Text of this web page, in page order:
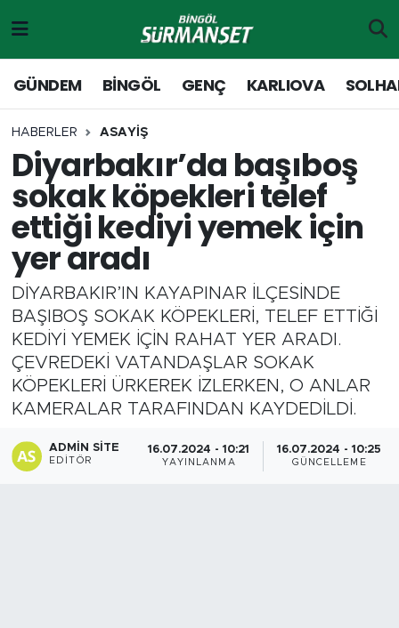
GÜNDEM BİNGÖL GENÇ KARLIOVA
HABERLER ASAYİŞ
Diyarbakır’da başıboş
sokak köpekleri telef
ettiği kediyi yemek için
yer aradı
DİYARBAKIR’IN KAYAPINAR İLÇESİNDE
BAŞIBOŞ SOKAK KÖPEKLERİ, TELEF ETTİĞİ
KEDİYİ YEMEK İÇİN RAHAT YER ARADI.
ÇEVREDEKİ VATANDAŞLAR SOKAK
KÖPEKLERİ ÜRKEREK İZLERKEN, O ANLAR
KAMERALAR TARAFINDAN KAYDEDİLDİ.
ADMIN SITE
EDITÖR
16.07.2024 - 10:21
YAYINLANMA
16.07.2024 - 10:25
GÜNCELLEME
Genç
Solhan
Karlıova
Adaklı-Kiğı
Yayladere-Yedisu
MD Prestij Dergisi
Siyaset
Merkez Hava Durumu
Merkez Trafik Yoğunluk Haritası
Süper Lig Puan Durumu ve Fikstür
Tüm Manşetler
Son Dakika Haberleri
Haber Arşivi